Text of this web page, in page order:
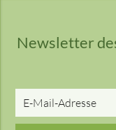
Newsletter